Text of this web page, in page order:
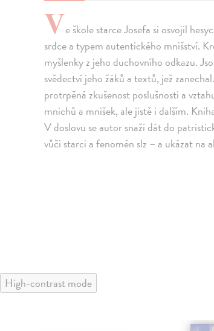
Ve škole starce Josefa si osvojil
srdce a typem autentického mnišství.
myšlenky z jeho duchovního odkazu.
svědectví jeho žáků a textů, jež
protrpěná zkušenost poslušnosti a
mnichů a mnišek, ale jistě i dalším.
V doslovu se autor snaží dát do
vůči starci a fenomén slz – a ukázat na
High-contrast mode